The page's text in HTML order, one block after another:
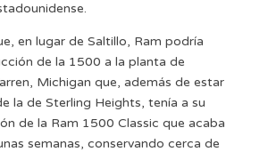
en lugar de Saltillo, Ram podría
de la 1500 a la planta de
Michigan que, además de estar
la de Sterling Heights, tenía a su
de la Ram 1500 Classic que acaba
semanas, conservando cerca de